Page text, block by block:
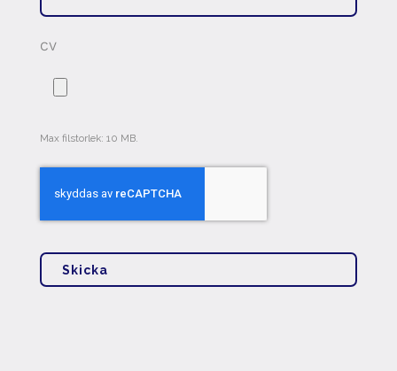
CV
Max filstorlek: 10 MB.